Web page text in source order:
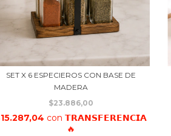
SET X 6 ESPECIEROS CON BASE DE
MADERA
$23.886,00
con 𝗧𝗥𝗔𝗡𝗦𝗙𝗘𝗥𝗘𝗡𝗖𝗜𝗔
🔥